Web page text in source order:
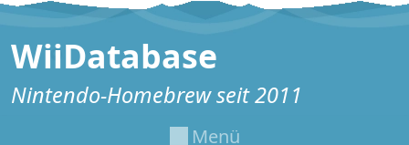
Zum Inhalt springen
WiiDatabase
Nintendo-Homebrew seit 2011
Menü